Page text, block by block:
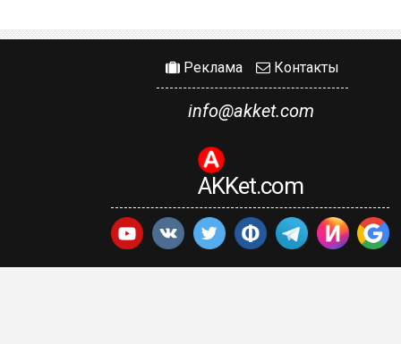
Реклама Контакты
info@akket.com
AKKet.com